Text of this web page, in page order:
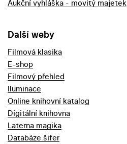
Aukční vyhláška - movitý majetek
Další weby
Filmová klasika
E-shop
Filmový přehled
Iluminace
Online knihovní katalog
Digitální knihovna
Laterna magika
Databáze šifer